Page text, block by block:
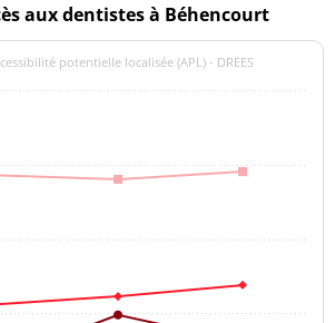
aux dentistes à Béhencourt
potentielle localisée (APL) - DREES